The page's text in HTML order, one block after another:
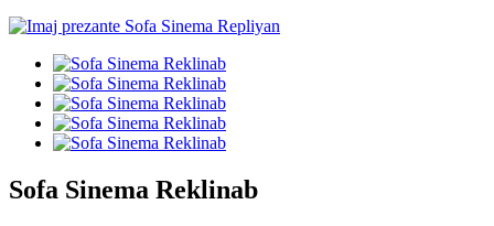
Sofa Sinema Reklinab